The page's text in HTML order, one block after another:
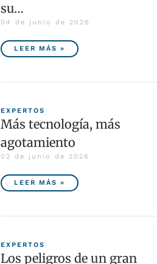
su…
04 de junio de 2026
LEER MÁS »
EXPERTOS
Más tecnología, más
agotamiento
02 de junio de 2026
LEER MÁS »
EXPERTOS
Los peligros de un gran